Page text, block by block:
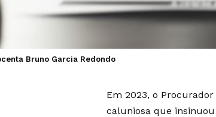
Bruno Garcia Redondo
Em 2023, o
caluniosa que